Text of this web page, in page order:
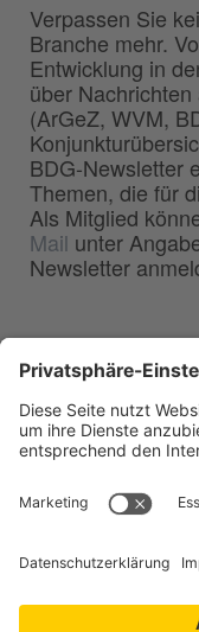
Verpassen Sie
Branche mehr.
Entwicklung in
über
(ArGeZ, WVM,
BDG-Newsletter
Themen, die für
Als Mitglied
Mail unter
Newsletter
Deutschen
40549 Düsseldorf
Telefon:0211 - 68